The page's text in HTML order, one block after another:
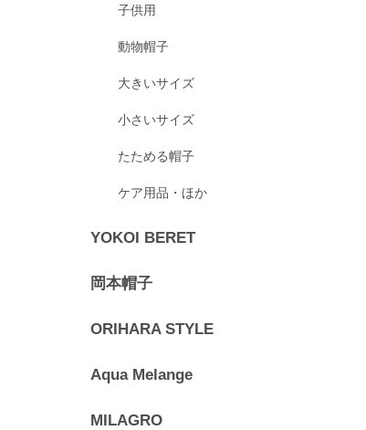
子供用
動物帽子
大きいサイズ
小さいサイズ
たためる帽子
ケア用品・ほか
YOKOI BERET
岡本帽子
ORIHARA STYLE
Aqua Melange
MILAGRO